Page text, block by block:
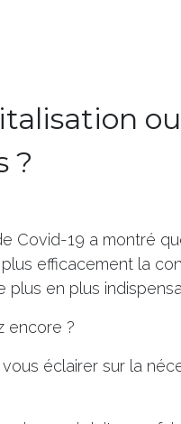
?
Covid-19 a montré
efficacement la
plus en plus
encore ?
éclairer sur la